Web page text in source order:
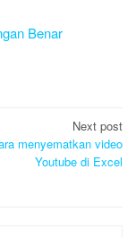
Benar
Next post
menyematkan video
Youtube di Excel